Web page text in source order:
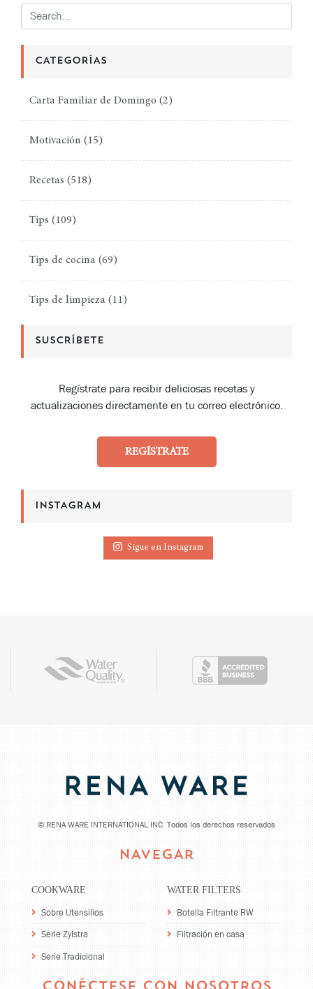
CATEGORÍAS
Carta Familiar de Domingo (2)
Motivación (15)
Recetas (518)
Tips (109)
Tips de cocina (69)
Tips de limpieza (11)
SUSCRÍBETE
Regístrate para recibir deliciosas recetas y
actualizaciones directamente en tu correo electrónico.
REGÍSTRATE
INSTAGRAM
Sigue en Instagram
© RENA WARE INTERNATIONAL INC. Todos los derechos reservados
NAVEGAR
COOKWARE
Sobre Utensilios
Serie Zylstra
Serie Tradicional
WATER FILTERS
Botella Filtrante RW
Filtración en casa